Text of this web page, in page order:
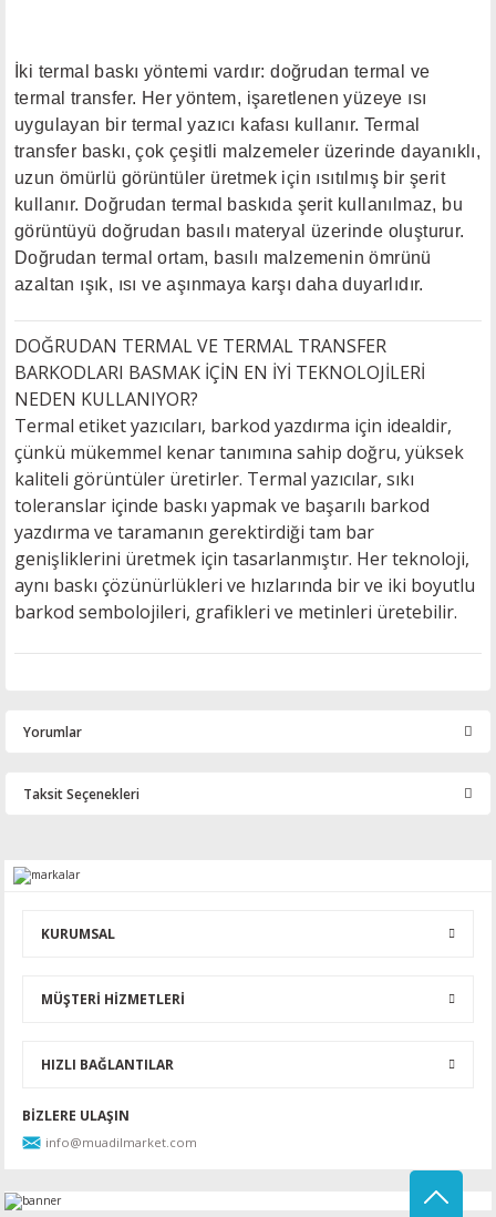
İki termal baskı yöntemi vardır: doğrudan termal ve
termal transfer. Her yöntem, işaretlenen yüzeye ısı
uygulayan bir termal yazıcı kafası kullanır. Termal
transfer baskı, çok çeşitli malzemeler üzerinde dayanıklı,
uzun ömürlü görüntüler üretmek için ısıtılmış bir şerit
kullanır. Doğrudan termal baskıda şerit kullanılmaz, bu
görüntüyü doğrudan basılı materyal üzerinde oluşturur.
Doğrudan termal ortam, basılı malzemenin ömrünü
azaltan ışık, ısı ve aşınmaya karşı daha duyarlıdır.
DOĞRUDAN TERMAL VE TERMAL TRANSFER
BARKODLARI BASMAK İÇİN EN İYİ TEKNOLOJİLERİ
NEDEN KULLANIYOR?
Termal etiket yazıcıları, barkod yazdırma için idealdir,
çünkü mükemmel kenar tanımına sahip doğru, yüksek
kaliteli görüntüler üretirler. Termal yazıcılar, sıkı
toleranslar içinde baskı yapmak ve başarılı barkod
yazdırma ve taramanın gerektirdiği tam bar
genişliklerini üretmek için tasarlanmıştır. Her teknoloji,
aynı baskı çözünürlükleri ve hızlarında bir ve iki boyutlu
barkod sembolojileri, grafikleri ve metinleri üretebilir.
Yorumlar
Taksit Seçenekleri
KURUMSAL
MÜŞTERİ HİZMETLERİ
HIZLI BAĞLANTILAR
BİZLERE ULAŞIN
info@muadilmarket.com